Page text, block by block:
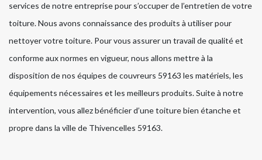
services de notre entreprise pour s’occuper de l’entretien de votre
toiture. Nous avons connaissance des produits à utiliser pour
nettoyer votre toiture. Pour vous assurer un travail de qualité et
conforme aux normes en vigueur, nous allons mettre à la
disposition de nos équipes de couvreurs 59163 les matériels, les
équipements nécessaires et les meilleurs produits. Suite à notre
intervention, vous allez bénéficier d’une toiture bien étanche et
propre dans la ville de Thivencelles 59163.